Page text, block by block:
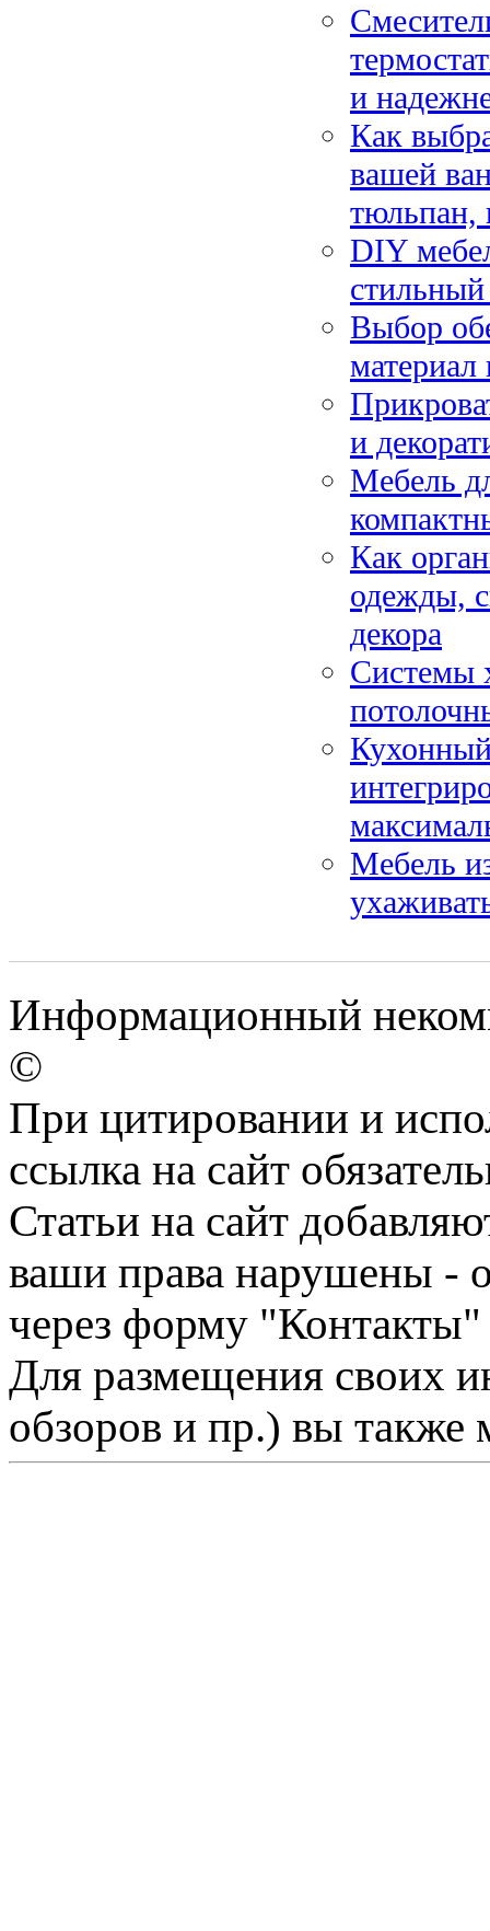
и
Как
вашей
тюльпан,
DIY
Выбор
и
Мебель
Как
одежды,
декора
Системы
Мебель
Информационный
©
При цитировании и
ссылка на сайт
Статьи на сайт
ваши права нарушены -
через форму "Контакты"
Для размещения своих
обзоров и пр.) вы также